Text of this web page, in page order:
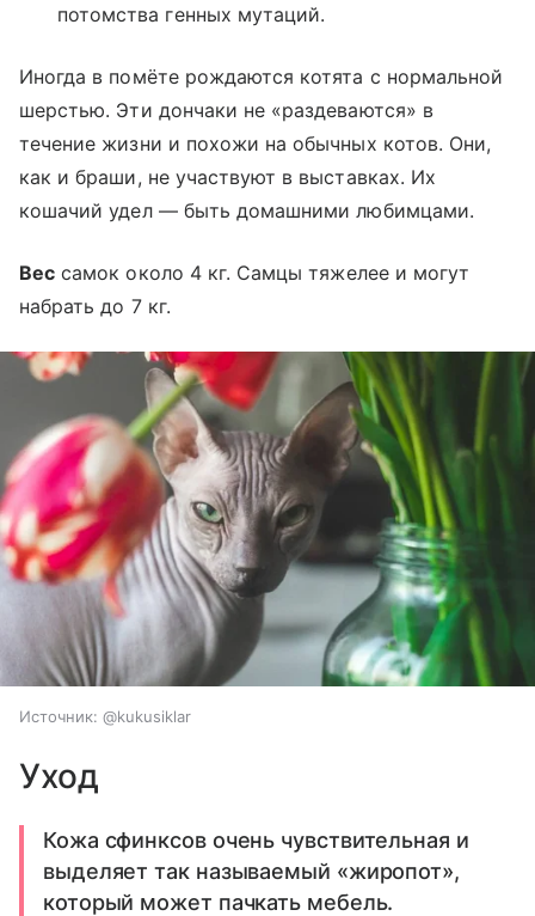
потомства генных мутаций.
Иногда в помёте рождаются котята с нормальной
шерстью. Эти дончаки не «раздеваются» в
течение жизни и похожи на обычных котов. Они,
как и браши, не участвуют в выставках. Их
кошачий удел — быть домашними любимцами.
Вес самок около 4 кг. Самцы тяжелее и могут
набрать до 7 кг.
Источник: @kukusiklar
Уход
Кожа сфинксов очень чувствительная и
выделяет так называемый «жиропот»,
который может пачкать мебель.